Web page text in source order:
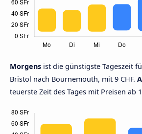
Morgens ist die günstigste Tageszeit
Bristol nach Bournemouth, mit 9 CHF.
teuerste Zeit des Tages mit Preisen ab